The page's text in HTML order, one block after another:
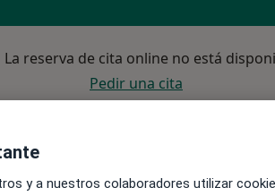
La reserva de cita online no está
Pedir una cita
y a nuestros colaboradores utilizar